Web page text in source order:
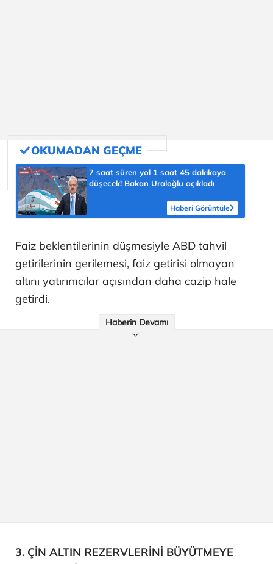
7 saat süren yol 1 saat 45 dakikaya
düşecek! Bakan Uraloğlu açıkladı
Haberi Görüntüle
Faiz beklentilerinin düşmesiyle ABD tahvil
getirilerinin gerilemesi, faiz getirisi olmayan
altını yatırımcılar açısından daha cazip hale
getirdi.
Haberin Devamı
3. ÇİN ALTIN REZERVLERİNİ BÜYÜTMEYE